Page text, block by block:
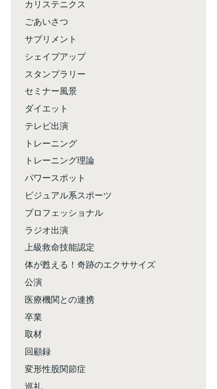
カリステニクス
ごあいさつ
サプリメント
シェイプアップ
スタンプラリー
セミナー風景
ダイエット
テレビ出演
トレーニング
トレーニング理論
パワースポット
ビジュアル系スポーツ
プロフェッショナル
ラジオ出演
上級救命技能認定
体が甦える！奇跡のエクササイズ
公演
医療機関との連携
卒業
取材
回顧録
変形性股関節症
巡礼